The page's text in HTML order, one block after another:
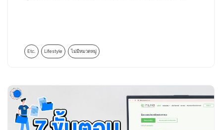
Etc. Lifestyle ไม่มีหมวดหมู่